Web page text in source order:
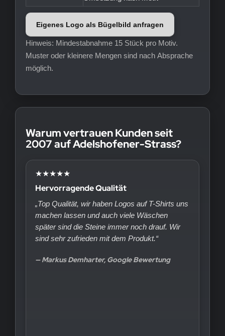
Eigenes Logo als Bügelbild anfragen
Hinweis: Mindestabnahme 15 Stück pro Motiv.
Muster oder kleinere Mengen sind nach Absprache
möglich.
Warum vertrauen Kunden seit
2007 auf Adelshofener-Strass?
★★★★★
Hervorragende Qualität
„Top Qualität, wir haben Logos auf T-Shirts uns
machen lassen und auch viele Wäschen
später sind die Steine immer noch drauf. Wir
sind sehr zufrieden mit dem Produkt.“
— Markus Demharter, Google Bewertung